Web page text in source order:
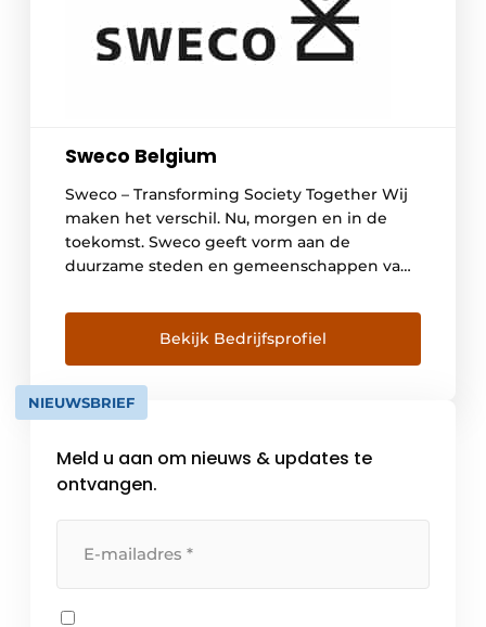
Sweco Belgium
Sweco – Transforming Society Together Wij
maken het verschil. Nu, morgen en in de
toekomst. Sweco geeft vorm aan de
duurzame steden en gemeenschappen van
collectieve kennis van onze 18.000
ingenieurs, ontwerpers en andere
specialisten co-creëren we oplossingen om
verstedelijking aan te pakken, om de kracht
van digitalisering […]
Bekijk Bedrijfsprofiel
NIEUWSBRIEF
Meld u aan om nieuws & updates te
ontvangen.